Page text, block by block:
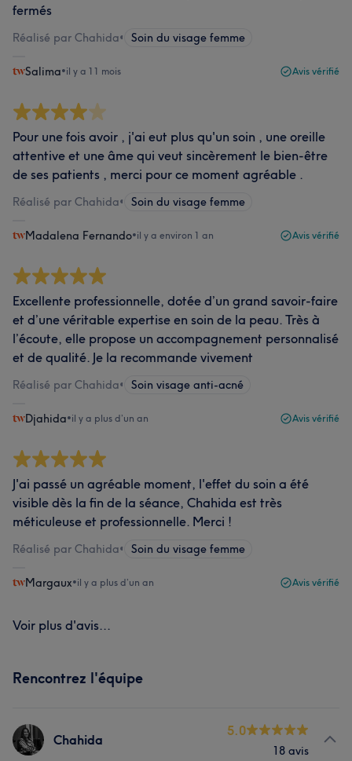
fermés
Réalisé par Chahida• Soin du visage femme
Salima•il y a 11 mois Avis vérifié
Pour une fois avoir , j'ai eut plus qu'un soin , une oreille
attentive et une âme qui veut sincèrement le bien-être
de ses patients , merci pour ce moment agréable .
Réalisé par Chahida• Soin du visage femme
Madalena Fernando•il y a environ 1 an Avis vérifié
Excellente professionnelle, dotée d’un grand savoir-faire
et d’une véritable expertise en soin de la peau. Très à
l’écoute, elle propose un accompagnement personnalisé
et de qualité. Je la recommande vivement
Réalisé par Chahida• Soin visage anti-acné
Djahida•il y a plus d’un an Avis vérifié
J'ai passé un agréable moment, l'effet du soin a été
visible dès la fin de la séance, Chahida est très
méticuleuse et professionnelle. Merci !
Réalisé par Chahida• Soin du visage femme
Margaux•il y a plus d’un an Avis vérifié
Voir plus d'avis...
Rencontrez l'équipe
Chahida
5.0
18 avis